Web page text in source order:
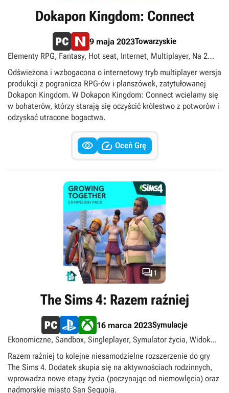
Dokapon Kingdom: Connect
9 maja 2023Towarzyskie
Elementy RPG, Fantasy, Hot seat, Internet, Multiplayer, Na 2
osoby, Planszowe, Singleplayer, Turowe
Odświeżona i wzbogacona o internetowy tryb multiplayer wersja
produkcji z pogranicza RPG-ów i planszówek, zatytułowanej
Dokapon Kingdom. W Dokapon Kingdom: Connect wcielamy się
w bohaterów, którzy starają się oczyścić królestwo z potworów i
odzyskać utracone bogactwa.
  Oceń Grę
1
The Sims 4: Razem raźniej
16 marca 2023Symulacje
Ekonomiczne, Sandbox, Singleplayer, Symulator życia, Widok
izometryczny
Razem raźniej to kolejne niesamodzielne rozszerzenie do gry
The Sims 4. Dodatek skupia się na aktywnościach rodzinnych,
wprowadza nowe etapy życia (poczynając od niemowlęcia) oraz
nadmorskie miasto San Sequoia.